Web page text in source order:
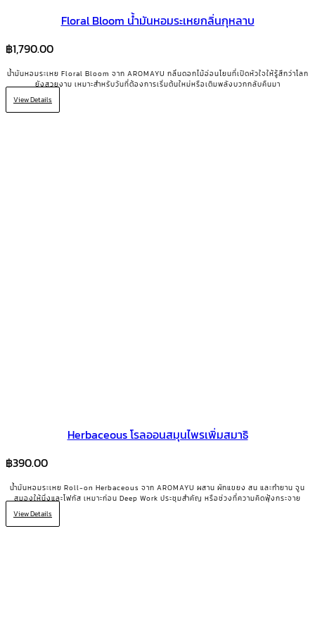
Floral Bloom น้ำมันหอมระเหยกลิ่นกุหลาบ
฿1,790.00
น้ำมันหอมระเหย Floral Bloom จาก AROMAYU กลิ่นดอกไม้อ่อนโยนที่เปิดหัวใจให้รู้สึกว่าโลก
ยังสวยงาม เหมาะสำหรับวันที่ต้องการเริ่มต้นใหม่หรือเติมพลังบวกกลับคืนมา
View Details
Herbaceous โรลออนสมุนไพรเพิ่มสมาธิ
฿390.00
น้ำมันหอมระเหย Roll-on Herbaceous จาก AROMAYU ผสาน ผักแขยง สน และกำยาน จูน
สมองให้นิ่งและโฟกัส เหมาะก่อน Deep Work ประชุมสำคัญ หรือช่วงที่ความคิดฟุ้งกระจาย
View Details